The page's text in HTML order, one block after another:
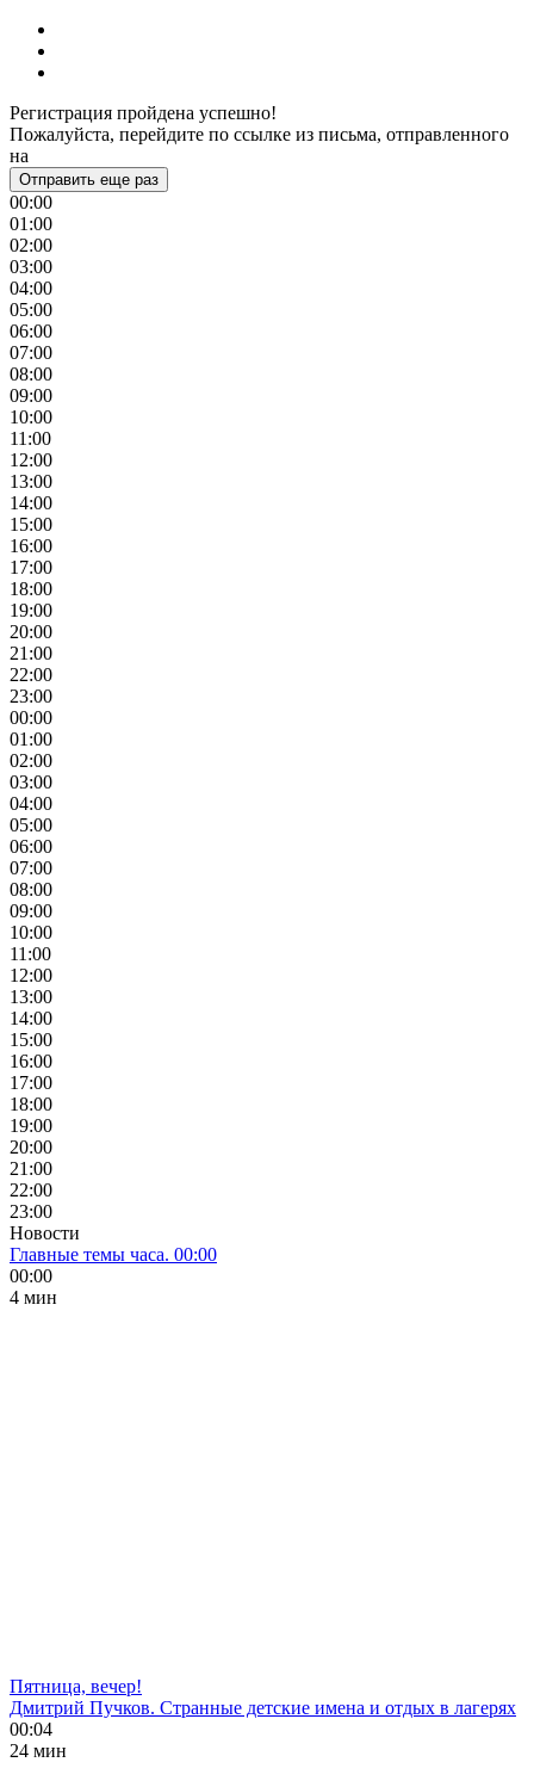
Регистрация пройдена успешно!
Пожалуйста, перейдите по ссылке из письма, отправленного
на
Отправить еще раз
00:00
01:00
02:00
03:00
04:00
05:00
06:00
07:00
08:00
09:00
10:00
11:00
12:00
13:00
14:00
15:00
16:00
17:00
18:00
19:00
20:00
21:00
22:00
23:00
00:00
01:00
02:00
03:00
04:00
05:00
06:00
07:00
08:00
09:00
10:00
11:00
12:00
13:00
14:00
15:00
16:00
17:00
18:00
19:00
20:00
21:00
22:00
23:00
Новости
Главные темы часа. 00:00
00:00
4 мин
Пятница, вечер!
Дмитрий Пучков. Странные детские имена и отдых в лагерях
00:04
24 мин